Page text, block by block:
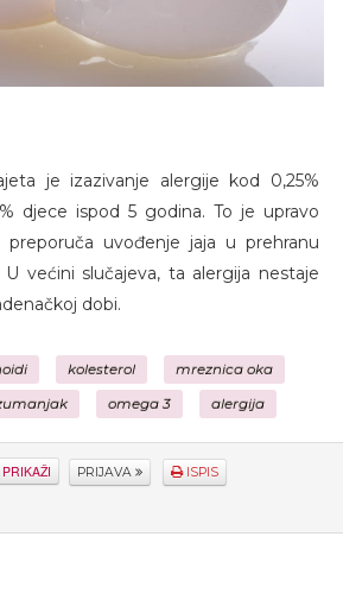
je izazivanje alergije kod 0,25%
djece ispod 5 godina. To je upravo
uvođenje jaja u prehranu
većini slučajeva, ta alergija nestaje
dobi.
kolesterol mreznica oka
omega 3 alergija
PRIKAŽI PRIJAVA ISPIS